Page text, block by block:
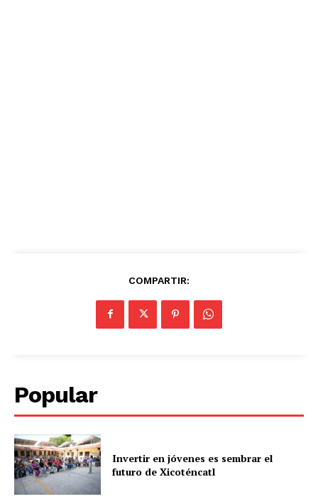
COMPARTIR:
Popular
Invertir en jóvenes es sembrar el
futuro de Xicoténcatl